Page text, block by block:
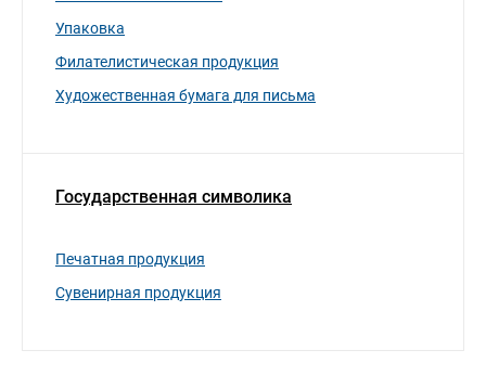
Упаковка
Филателистическая продукция
Художественная бумага для письма
Государственная символика
Печатная продукция
Сувенирная продукция